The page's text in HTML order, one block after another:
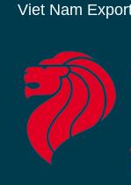
Viet Nam